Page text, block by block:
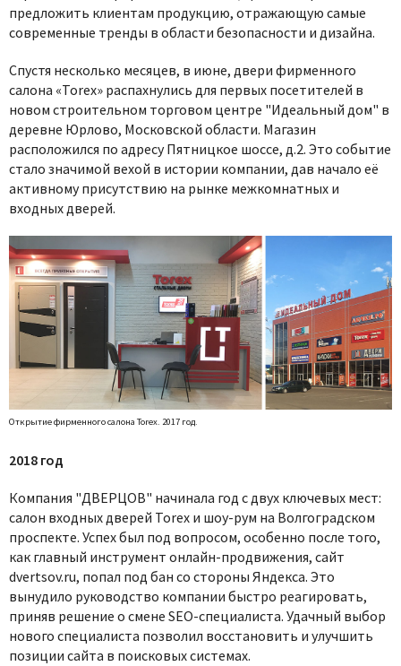
предложить клиентам продукцию, отражающую самые
современные тренды в области безопасности и дизайна.
Спустя несколько месяцев, в июне, двери фирменного
салона «Torex» распахнулись для первых посетителей в
новом строительном торговом центре "Идеальный дом" в
деревне Юрлово, Московской области. Магазин
расположился по адресу Пятницкое шоссе, д.2. Это событие
стало значимой вехой в истории компании, дав начало её
активному присутствию на рынке межкомнатных и
входных дверей.
Открытие фирменного салона Torex. 2017 год.
2018 год
Компания "ДВЕРЦОВ" начинала год с двух ключевых мест:
салон входных дверей Torex и шоу-рум на Волгоградском
проспекте. Успех был под вопросом, особенно после того,
как главный инструмент онлайн-продвижения, сайт
dvertsov.ru, попал под бан со стороны Яндекса. Это
вынудило руководство компании быстро реагировать,
приняв решение о смене SEO-специалиста. Удачный выбор
нового специалиста позволил восстановить и улучшить
позиции сайта в поисковых системах.